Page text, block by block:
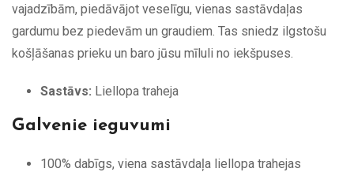
vajadzībām, piedāvājot veselīgu, vienas sastāvdaļas
gardumu bez piedevām un graudiem. Tas sniedz ilgstošu
košļāšanas prieku un baro jūsu mīluli no iekšpuses.
Sastāvs: Liellopa traheja
Galvenie ieguvumi
100% dabīgs, viena sastāvdaļa liellopa trahejas